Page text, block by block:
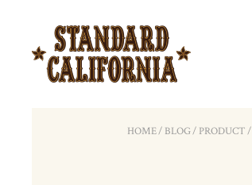
HOME/ BLOG/ PRODUCT/